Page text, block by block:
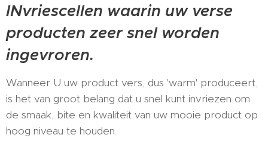
INvriescellen waarin uw verse
producten zeer snel worden
ingevroren.
Wanneer U uw product vers, dus 'warm' produceert,
is het van groot belang dat u snel kunt invriezen om
de smaak, bite en kwaliteit van uw mooie product op
hoog niveau te houden.